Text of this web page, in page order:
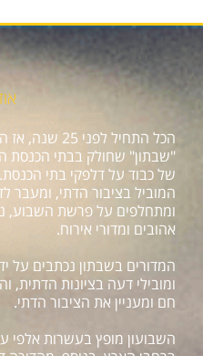
הכל התחיל
"שבתון" שחולק בבתי הכנסת
של כבוד על דלפקי בתי
המוביל בציבור הדתי, ומעבר
ומתחלפים על פרשת השבוע,
אהובים ומדורי אירוח.
המדורים בשבתון נכתבים על
ומובילי דעה בציונות הדתית,
חם ומעניין את הציבור הדתי.